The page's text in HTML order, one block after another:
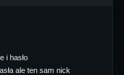
i hasło
ale ten sam nick